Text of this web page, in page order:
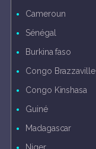
Cameroun
Sénégal
Burkina faso
Congo Brazzaville
Congo Kinshasa
Guiné
Madagascar